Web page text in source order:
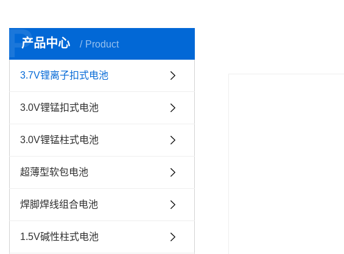
产品中心 Product
P
3.7V锂离子扣式电池
3.0V锂锰扣式电池
3.0V锂锰柱式电池
超薄型软包电池
焊脚焊线组合电池
1.5V碱性柱式电池